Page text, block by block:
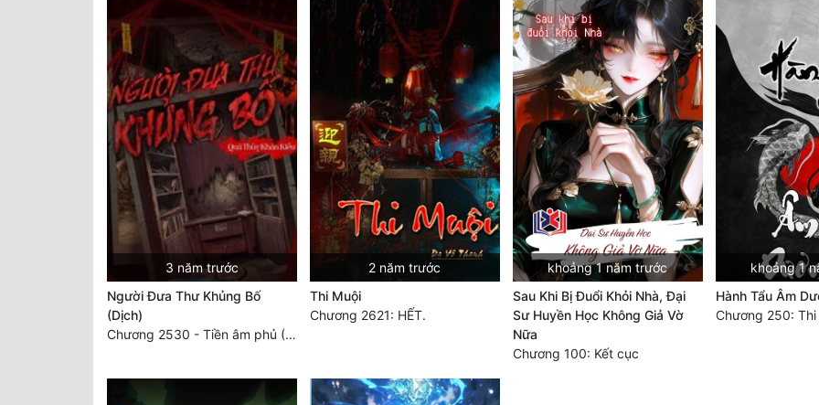
3 năm trước
Người Đưa Thư Khủng Bố
(Dịch)
Chương 2530 - Tiền âm phủ (2)
2 năm trước
Thi Muội
Chương 2621: HẾT.
khoảng 1 năm trước
Sau Khi Bị Đuổi Khỏi Nhà, Đại
Sư Huyền Học Không Giả Vờ
Nữa
Chương 100: Kết cục
khoảng 1
Hành Tẩu Âm
Chương 250: